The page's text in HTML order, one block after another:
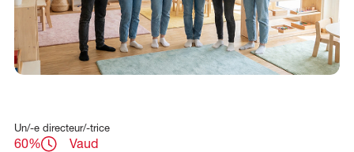
FR DE
Un/-e directeur/-trice
60% Vaud